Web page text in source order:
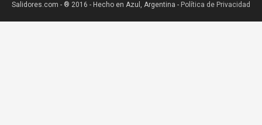
Salidores.com - ® 2016 - Hecho en Azul, Argentina - Política de Privacidad